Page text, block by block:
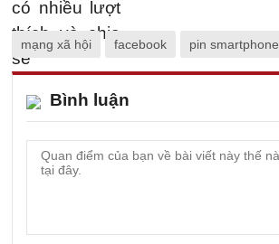
mạng xã hội facebook pin smartphone
Bình luận